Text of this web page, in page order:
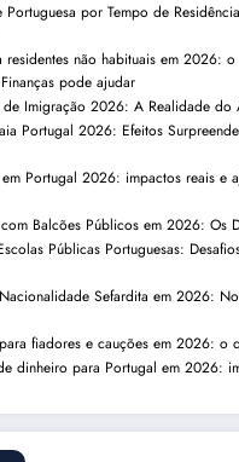
Portuguesa por Tempo de
residentes não habituais em 2026:
pode ajudar
Imigração 2026: A Realidade do
Portugal 2026: Efeitos
Portugal 2026: impactos reais e
Balcões Públicos em 2026: Os
Públicas Portuguesas:
Sefardita em 2026:
fiadores e cauções em 2026: o
dinheiro para Portugal em 2026: